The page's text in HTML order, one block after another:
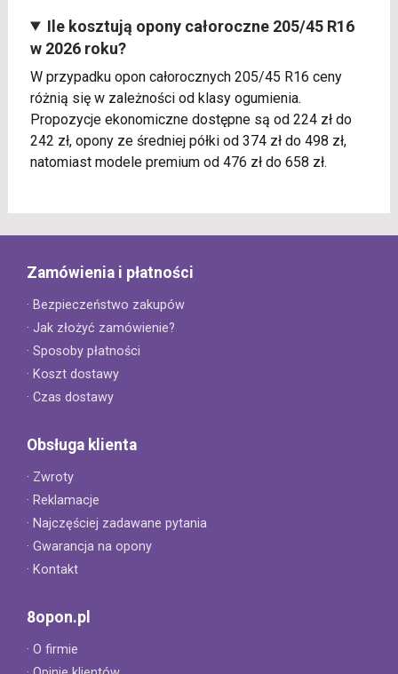
Ile kosztują opony całoroczne 205/45 R16
w 2026 roku?
W przypadku opon całorocznych 205/45 R16 ceny
różnią się w zależności od klasy ogumienia.
Propozycje ekonomiczne dostępne są od 224 zł do
242 zł, opony ze średniej półki od 374 zł do 498 zł,
natomiast modele premium od 476 zł do 658 zł.
Zamówienia i płatności
· Bezpieczeństwo zakupów
· Jak złożyć zamówienie?
· Sposoby płatności
· Koszt dostawy
· Czas dostawy
Obsługa klienta
· Zwroty
· Reklamacje
· Najczęściej zadawane pytania
· Gwarancja na opony
· Kontakt
8opon.pl
· O firmie